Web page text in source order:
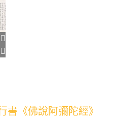
書《佛說阿彌陀經》